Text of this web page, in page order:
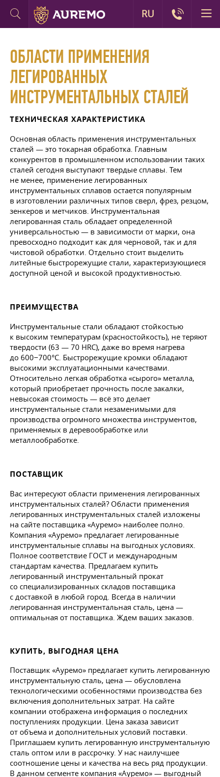
ОБЛАСТИ ПРИМЕНЕНИЯ
ЛЕГИРОВАННЫХ
ИНСТРУМЕНТАЛЬНЫХ СТАЛЕЙ
ТЕХНИЧЕСКАЯ ХАРАКТЕРИСТИКА
Основная область применения инструментальных
сталей — это токарная обработка. Главным
конкурентов в промышленном использовании таких
сталей сегодня выступают твердые сплавы. Тем
не менее, применение легированных
инструментальных сплавов остается популярным
в изготовлении различных типов сверл, фрез, резцом,
зенкеров и метчиков. Инструментальная
легированная сталь обладает определенной
универсальностью — в зависимости от марки, она
превосходно подходит как для черновой, так и для
чистовой обработки. Отдельно стоит выделить
литейные быстрорежущие стали, характеризующиеся
доступной ценой и высокой продуктивностью.
ПРЕИМУЩЕСТВА
Инструментальные стали обладают стойкостью
к высоким температурам (красностойкость), не теряют
твердости (63 — 70 HRC), даже во время нагрева
до 600−700°С. Быстрорежущие кромки обладают
высокими эксплуатационными качествами.
Относительно легкая обработка «сырого» металла,
который приобретает прочность после закалки,
невысокая стоимость — всё это делает
инструментальные стали незаменимыми для
производства огромного множества инструментов,
применяемых в деревообработке или
металлообработке.
ПОСТАВЩИК
Вас интересуют области применения легированных
инструментальных сталей? Области применения
легированных инструментальных сталей изложены
на сайте поставщика «Ауремо» наиболее полно.
Компания «Ауремо» предлагает легированные
инструментальные сплавы на выгодных условиях.
Полное соответствие ГОСТ и международным
стандартам качества. Предлагаем купить
легированный инструментальный прокат
со специализированных складов поставщика
с доставкой в любой город. Всегда в наличии
легированная инструментальная сталь, цена —
оптимальная от поставщика. Ждем ваших заказов.
КУПИТЬ, ВЫГОДНАЯ ЦЕНА
Поставщик «Ауремо» предлагает купить легированную
инструментальную сталь, цена — обусловлена
технологическими особенностями производства без
включения дополнительных затрат. На сайте
компании отображена информация о последних
поступлениях продукции. Цена заказа зависит
от объема и дополнительных условий поставки.
Приглашаем купить легированную инструментальную
сталь оптом или в рассрочку. У нас наилучшее
соотношение цены и качества на весь ряд продукции.
В данном сегменте компания «Ауремо» — выгодный
RU